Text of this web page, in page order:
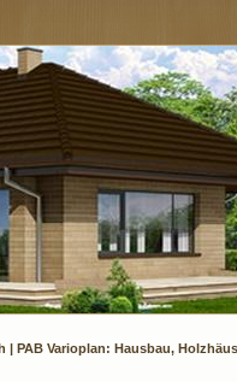
PAB Varioplan: Hausbau,